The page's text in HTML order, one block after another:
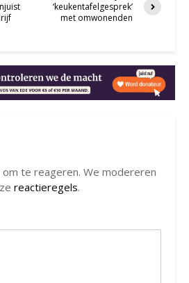
‘keukentafelgesprek’
met omwonenden
te reageren. We modereren
reactieregels.